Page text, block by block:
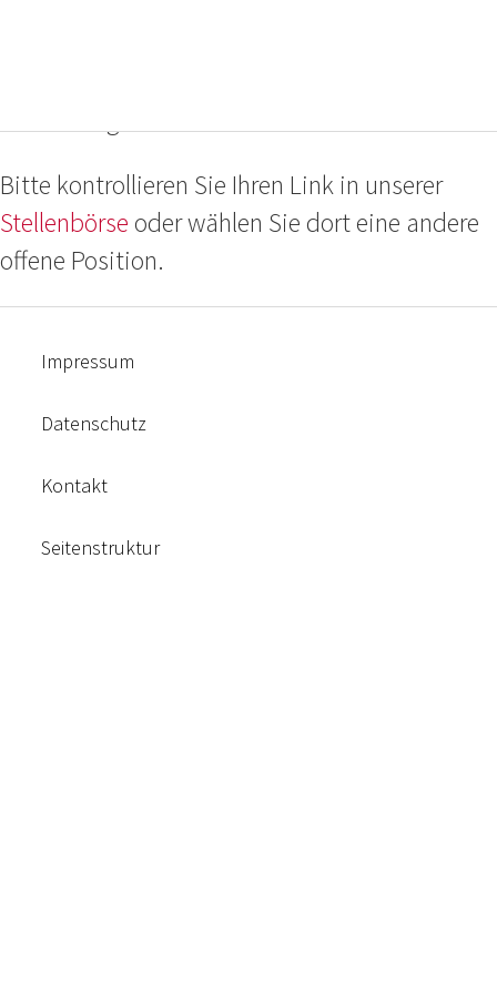
Bitte kontrollieren Sie Ihren Link in unserer
Stellenbörse oder wählen Sie dort eine andere
offene Position.
Impressum
Datenschutz
Kontakt
Seitenstruktur